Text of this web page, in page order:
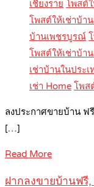
เชียงราย โพสต์
โพสต์ให้เช่าบ้าน
บ้านเพชรบูรณ์
โพสต์ให้เช่าบ้า
เช่าบ้านในประ
เช่า Home โพส
ลงประกาศขายบ้าน ฟ
[…]
Read More
ฝากลงขายบ้านฟรี